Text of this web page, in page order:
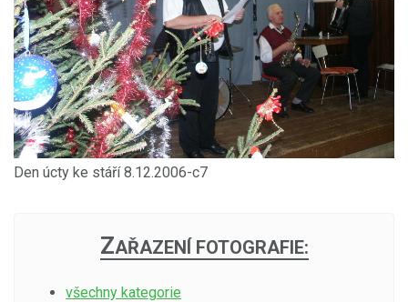
Den úcty ke stáří 8.12.2006-c7
ZAŘAZENÍ FOTOGRAFIE:
všechny kategorie